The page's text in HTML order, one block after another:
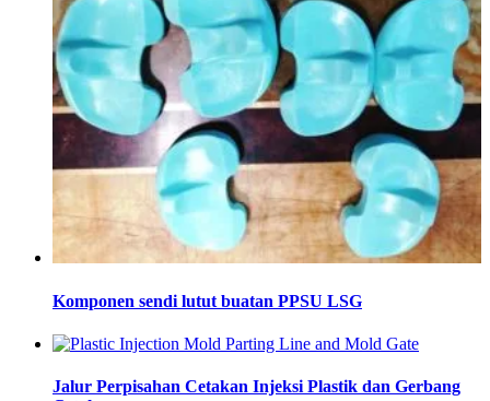
Komponen sendi lutut buatan PPSU LSG
Jalur Perpisahan Cetakan Injeksi Plastik dan Gerbang